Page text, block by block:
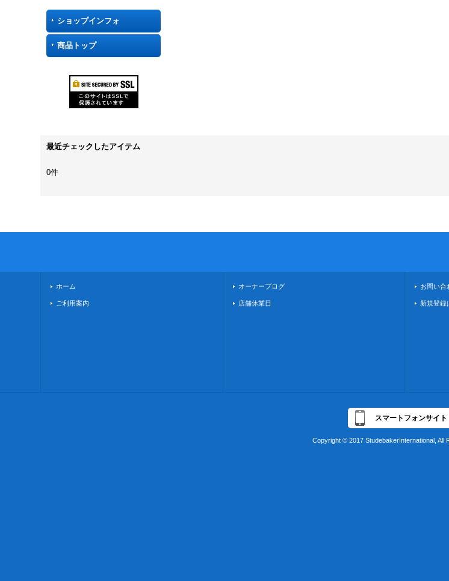
ショップインフォ
商品トップ
最近チェックしたアイテム
0件
ホーム
ご利用案内
オーナーブログ
店舗休業日
お問い合
新規登録
スマートフォンサイト
Copyright © 2017 StudebakerInternational, All